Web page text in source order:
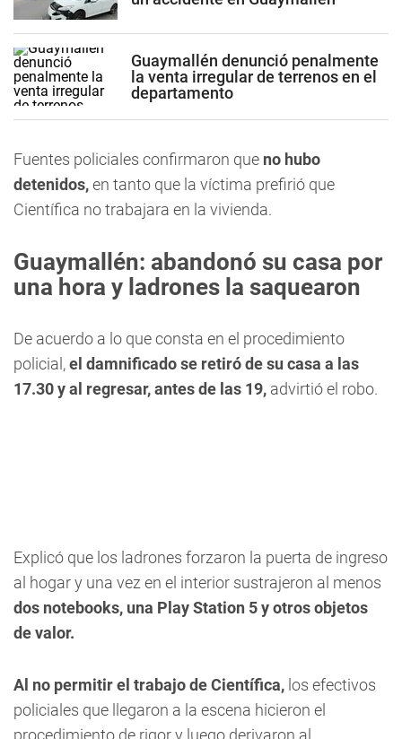
Guaymallén denunció penalmente
la venta irregular de terrenos en el
departamento
Fuentes policiales confirmaron que no hubo
detenidos,en tanto que la víctima prefirió que
Científica no trabajara en la vivienda.
Guaymallén: abandonó su casa por
una hora y ladrones la saquearon
De acuerdo a lo que consta en el procedimiento
policial,el damnificado se retiró de su casa a las
17.30 y al regresar, antes de las 19, advirtió el robo.
Explicó que los ladrones forzaron la puerta de ingreso
al hogar y una vez en el interior sustrajeron al menos
dos notebooks, una Play Station 5 y otros objetos
de valor.
Al no permitir el trabajo de Científica, los efectivos
policiales que llegaron a la escena hicieron el
procedimiento de rigor y luego derivaron al